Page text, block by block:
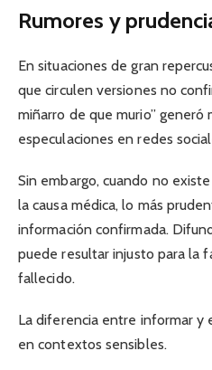
Rumores y
En situaciones de gran
que circulen versiones no
miñarro de que murio”
especulaciones en redes
Sin embargo, cuando no
la causa médica, lo más
información confirmada.
puede resultar injusto para la
fallecido.
La diferencia entre informar y
en contextos sensibles.